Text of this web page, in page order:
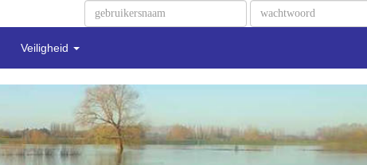
Veiligheid